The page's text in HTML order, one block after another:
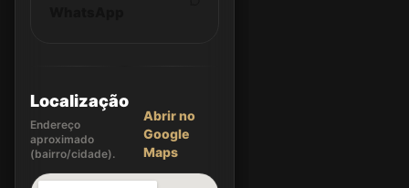
Localização
Endereço
aproximado
(bairro/cidade).
Abrir no
Google
Maps